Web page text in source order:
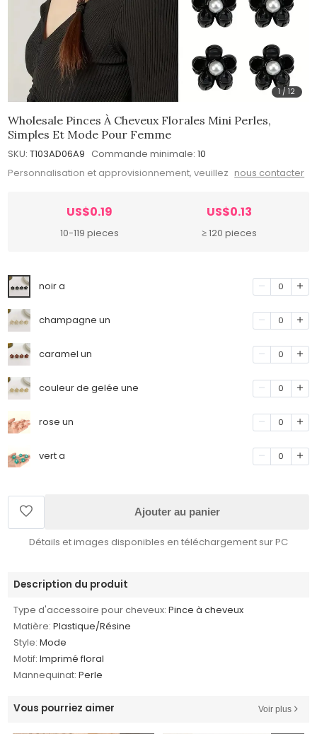
1 /12
Wholesale Pinces À Cheveux Florales Mini Perles,
Simples Et Mode Pour Femme
SKU: T103AD06A9 Commande minimale: 10
Personnalisation et approvisionnement, veuillez nous contacter
US$0.19
10-119 pieces
US$0.13
≥ 120 pieces
noir a 0
champagne un 0
caramel un 0
couleur de gelée une 0
rose un 0
vert a 0
Ajouter au panier
Détails et images disponibles en téléchargement sur PC
Description du produit
Type d'accessoire pour cheveux: Pince à cheveux
Matière: Plastique/Résine
Style: Mode
Motif: Imprimé floral
Mannequinat: Perle
Vous pourriez aimer Voir plus